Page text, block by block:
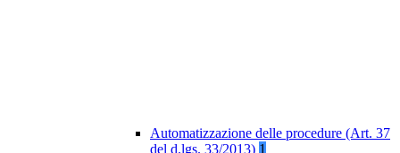
Automatizzazione delle procedure (Art. 37
del d.lgs. 33/2013) 1